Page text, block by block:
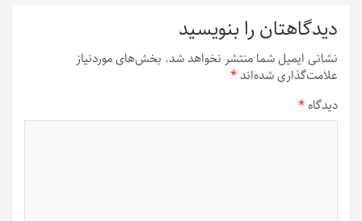
دیدگاهتان را بنویسید
نشانی ایمیل شما منتشر نخواهد شد. بخش‌های موردنیاز
علامت‌گذاری شده‌اند*
دیدگاه*